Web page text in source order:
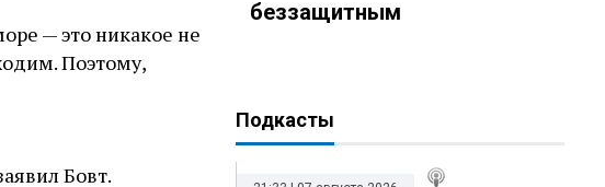
— это никакое не
Поэтому,
Бовт.
беззащитным
Подкасты